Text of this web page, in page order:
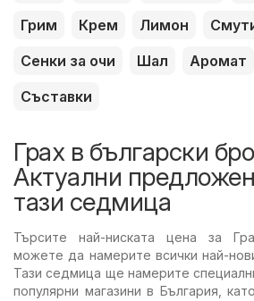
Грим
Крем Лимон
Сенки за очи
Шал Аромат
Съставки
Грах в български
Актуални
тази седмица
Търсите най-ниската цена за
можете да намерите всички най-
Тази седмица ще намерите
популярни магазини в България, като